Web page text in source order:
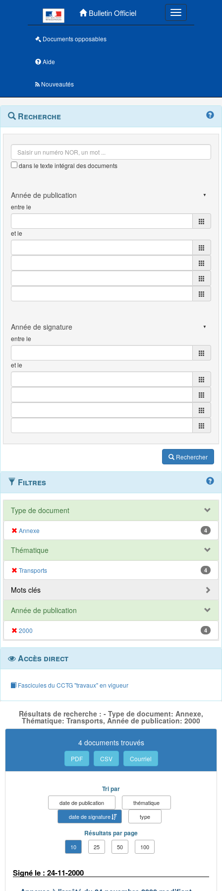
Bulletin Officiel Toggle
Documents opposables
Aide
Nouveautés
Navigation
outils
Menu
contextuel
Recherche
dans le texte intégral des documents
entre le
et le
entre le
et le
Rechercher
Filtres
Type de document
Annexe 4
Thématique
Transports 4
Mots clés
Année de publication
2000 4
Accès direct
Fascicules du CCTG "travaux" en vigueur
Résultats de recherche : - Type de document: Annexe,
Thématique: Transports, Année de publication: 2000
4 documents trouvés
PDF CSV Courriel
Tri par
date de publication
thématique
date de signature
type
Résultats par page
10 25 50 100
Signé le : 24-11-2000